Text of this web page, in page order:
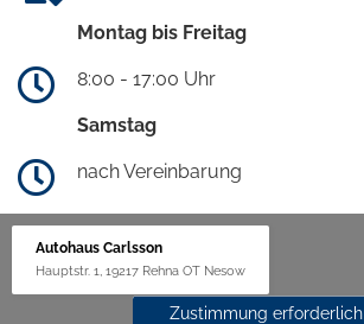
Montag bis Freitag
8:00 - 17:00 Uhr
Samstag
nach Vereinbarung
Autohaus Carlsson
Hauptstr. 1, 19217 Rehna OT Nesow
Zustimmung erforderlich